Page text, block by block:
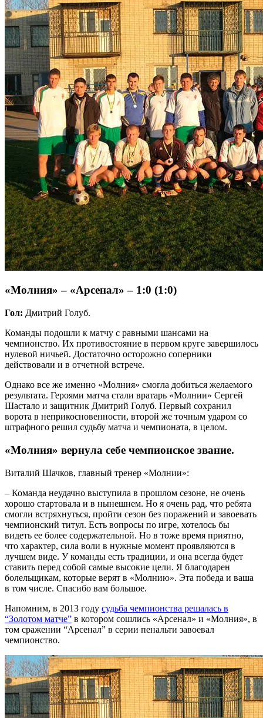
«Молния» – «Арсенал» – 1:0 (1:0)
Гол: Дмитрий Голуб.
Команды подошли к матчу с равными шансами на
чемпионство. Их противостояние в первом круге завершилось
нулевой ничьей. Достаточно осторожно соперники
действовали и в отчетной встрече.
Однако все же именно «Молния» смогла добиться желаемого
результата. Героями матча стали вратарь «Молнии» Сергей
Шастало и защитник Дмитрий Голуб. Первый сохранил
ворота в неприкосновенности, второй же точным ударом со
штрафного решил судьбу матча и чемпионата, в целом.
«Молния» вернула себе чемпионское звание.
Виталий Шачков, главный тренер «Молнии»:
– Команда неудачно выступила в прошлом сезоне, не очень
хорошо стартовала и в нынешнем. Но я очень рад, что ребята
смогли встряхнуться, пройти сезон без поражений и завоевать
чемпионский титул. Есть вопросы по игре, хотелось бы
видеть ее более содержательной. Но в тоже время приятно,
что характер, сила воли в нужные момент проявляются в
лучшем виде. У команды есть традиции, и она всегда будет
ставить перед собой самые высокие цели. Я благодарен
болельщикам, которые верят в «Молнию». Эта победа и ваша
в том числе. Спасибо вам большое.
Напомним, в 2013 году судьба чемпионства решалась в
“Золотом матче” в котором сошлись «Арсенал» и «Молния», в
том сражении “Арсенал” в серии пенальти завоевал
чемпионство.